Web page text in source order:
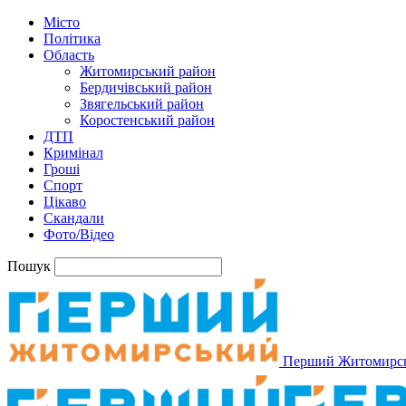
Місто
Політика
Область
Житомирський район
Бердичівський район
Звягельський район
Коростенський район
ДТП
Кримінал
Гроші
Спорт
Цікаво
Скандали
Фото/Відео
Пошук
Перший